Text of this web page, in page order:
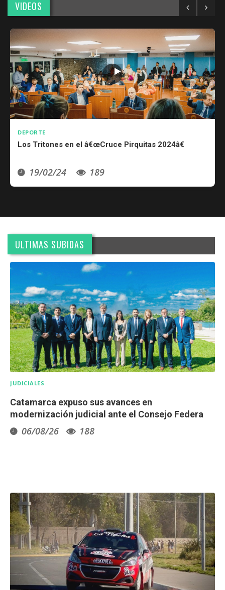
VIDEOS
DEPORTE
Posta! llega a Fray Mamerto Esquiú
16/01/24 189
ULTIMAS SUBIDAS
JUDICIALES
Catamarca expuso sus avances en
modernización judicial ante el Consejo Federa
06/08/26 188